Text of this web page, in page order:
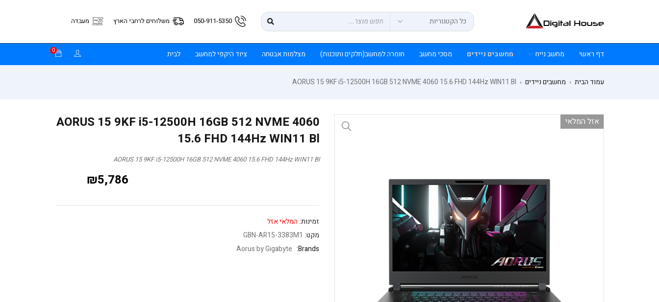
050-911-5350 משלוחים לרחבי הארץ מעבדה
דף ראשי מחשב נייח מחשבים ניידים מסכי מחשב חומרה למחשב(חלקים ותוכנות) מצלמות אבטחה ציוד היקפי למחשב לבית 0
עמוד הבית › מחשבים ניידים ›
AORUS 15 9KF i5-12500H 16GB 512 NVME 4060 15.6 FHD 144Hz WIN11 Bl
אזל המלאי
AORUS 15 9KF i5-12500H 16GB 512 NVME 4060
15.6 FHD 144Hz WIN11 Bl
AORUS 15 9KF i5-12500H 16GB 512 NVME 4060 15.6 FHD 144Hz WIN11 Bl
₪5,786
זמינות: המלאי אזל
מקט: GBN-AR15-3383M1
Brands:
Aorus by Gigabyte